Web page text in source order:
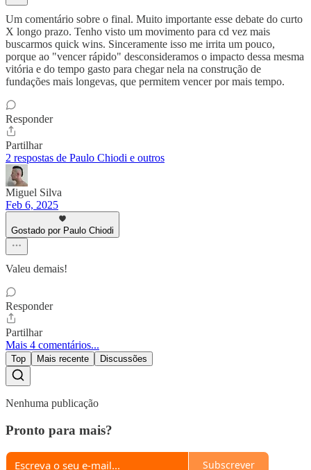
Um comentário sobre o final. Muito importante esse debate do curto
X longo prazo. Tenho visto um movimento para cd vez mais
buscarmos quick wins. Sinceramente isso me irrita um pouco,
porque ao "vencer rápido" desconsideramos o impacto dessa mesma
vitória e do tempo gasto para chegar nela na construção de
fundações mais longevas, que permitem vencer por mais tempo.
Responder
Partilhar
2 respostas de Paulo Chiodi e outros
Miguel Silva
Feb 6, 2025
Gostado por Paulo Chiodi
Valeu demais!
Responder
Partilhar
Mais 4 comentários...
Top Mais recente Discussões
Nenhuma publicação
Pronto para mais?
Subscrever